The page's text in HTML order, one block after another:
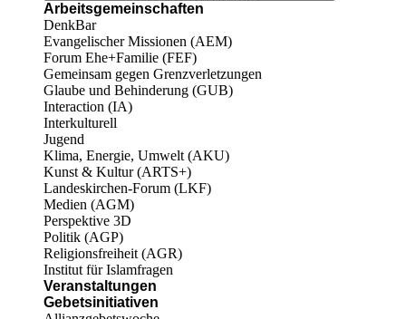
Arbeitsgemeinschaften
DenkBar
Evangelischer Missionen (AEM)
Forum Ehe+Familie (FEF)
Gemeinsam gegen Grenzverletzungen
Glaube und Behinderung (GUB)
Interaction (IA)
Interkulturell
Jugend
Klima, Energie, Umwelt (AKU)
Kunst & Kultur (ARTS+)
Landeskirchen-Forum (LKF)
Medien (AGM)
Perspektive 3D
Politik (AGP)
Religionsfreiheit (AGR)
Institut für Islamfragen
Veranstaltungen
Gebetsinitiativen